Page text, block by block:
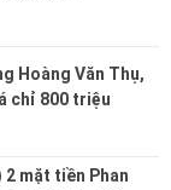
Hoàng Văn Thụ,
chỉ 800 triệu
2 mặt tiền Phan